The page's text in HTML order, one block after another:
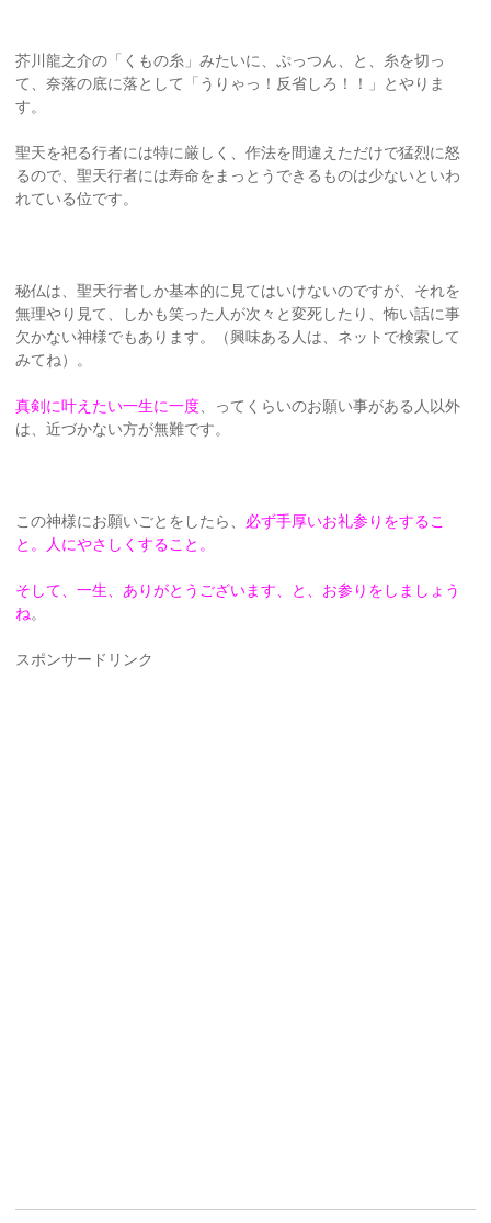
芥川龍之介の「くもの糸」みたいに、ぷっつん、と、糸を切っ
て、奈落の底に落として「うりゃっ！反省しろ！！」とやりま
す。
聖天を祀る行者には特に厳しく、作法を間違えただけで猛烈に怒
るので、聖天行者には寿命をまっとうできるものは少ないといわ
れている位です。
秘仏は、聖天行者しか基本的に見てはいけないのですが、それを
無理やり見て、しかも笑った人が次々と変死したり、怖い話に事
欠かない神様でもあります。（興味ある人は、ネットで検索して
みてね）。
真剣に叶えたい一生に一度 、ってくらいのお願い事がある人以外
は、近づかない方が無難です。
この神様にお願いごとをしたら、 必ず手厚いお礼参りをするこ
と。人にやさしくすること。
そして、一生、ありがとうございます、と、お参りをしましょう
ね。
スポンサードリンク